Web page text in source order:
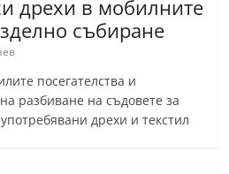
дрехи в мобилните
събиране
посегателства и
разбиване на съдовете за
дрехи и текстил